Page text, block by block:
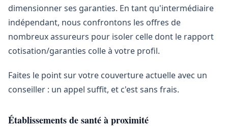
dimensionner ses garanties. En tant qu'intermédiaire
indépendant, nous confrontons les offres de
nombreux assureurs pour isoler celle dont le rapport
cotisation/garanties colle à votre profil.
Faites le point sur votre couverture actuelle avec un
conseiller : un appel suffit, et c'est sans frais.
Établissements de santé à proximité